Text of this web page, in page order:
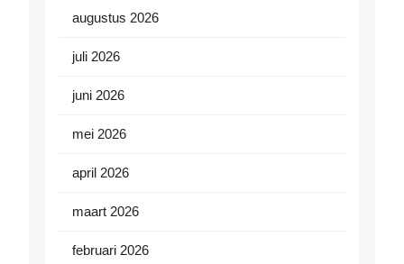
augustus 2026
juli 2026
juni 2026
mei 2026
april 2026
maart 2026
februari 2026